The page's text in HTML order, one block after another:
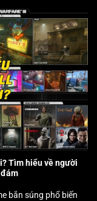
Tìm hiểu về người
bắn súng phổ biến